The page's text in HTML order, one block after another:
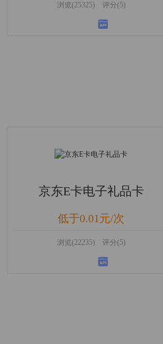
浏览(25325) 评分(5)
京东E卡电子礼品卡
低于0.01元/次
浏览(22235) 评分(5)